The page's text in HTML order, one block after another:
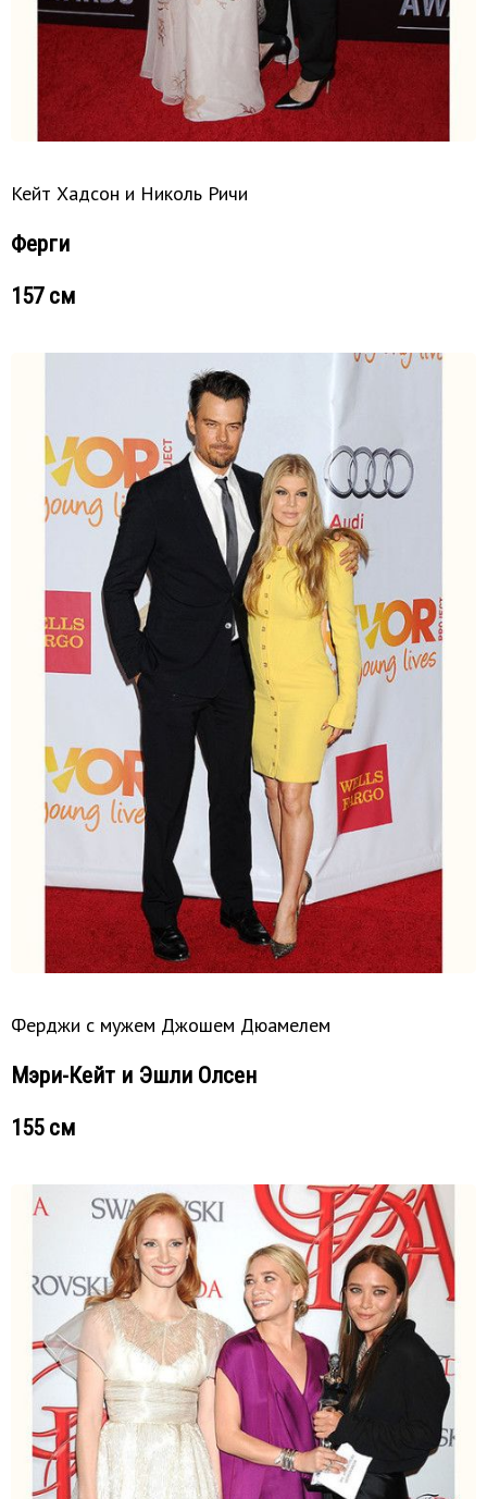
Кейт Хадсон и Николь Ричи
Ферги
157 см
Ферджи с мужем Джошем Дюамелем
Мэри-Кейт и Эшли Олсен
155 см